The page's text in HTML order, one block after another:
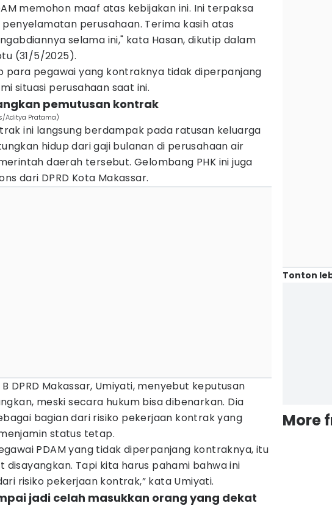
memohon maaf atas kebijakan ini. Ini terpaksa
perusahaan. Terima kasih atas
selama ini," kata Hasan, dikutip dalam
(31/5/2025).
para pegawai yang kontraknya tidak diperpanjang
situasi perusahaan saat ini.
pemutusan kontrak
Aditya Pratama)
ini langsung berdampak pada ratusan keluarga
hidup dari gaji bulanan di perusahaan air
daerah tersebut. Gelombang PHK ini juga
dari DPRD Kota Makassar.
DPRD Makassar, Umiyati, menyebut keputusan
meski secara hukum bisa dibenarkan. Dia
bagian dari risiko pekerjaan kontrak yang
status tetap.
PDAM yang tidak diperpanjang kontraknya, itu
disayangkan. Tapi kita harus pahami bahwa ini
risiko pekerjaan kontrak,” kata Umiyati.
jadi celah masukkan orang yang dekat
Tonton
More